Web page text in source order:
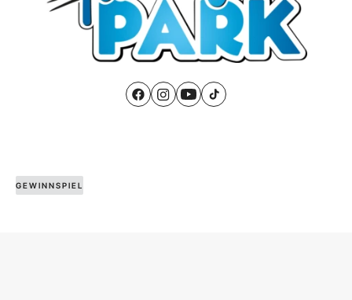
GEWINNSPIEL